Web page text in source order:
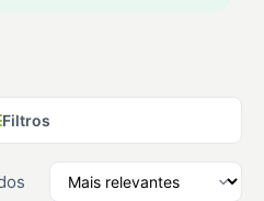
Filtros